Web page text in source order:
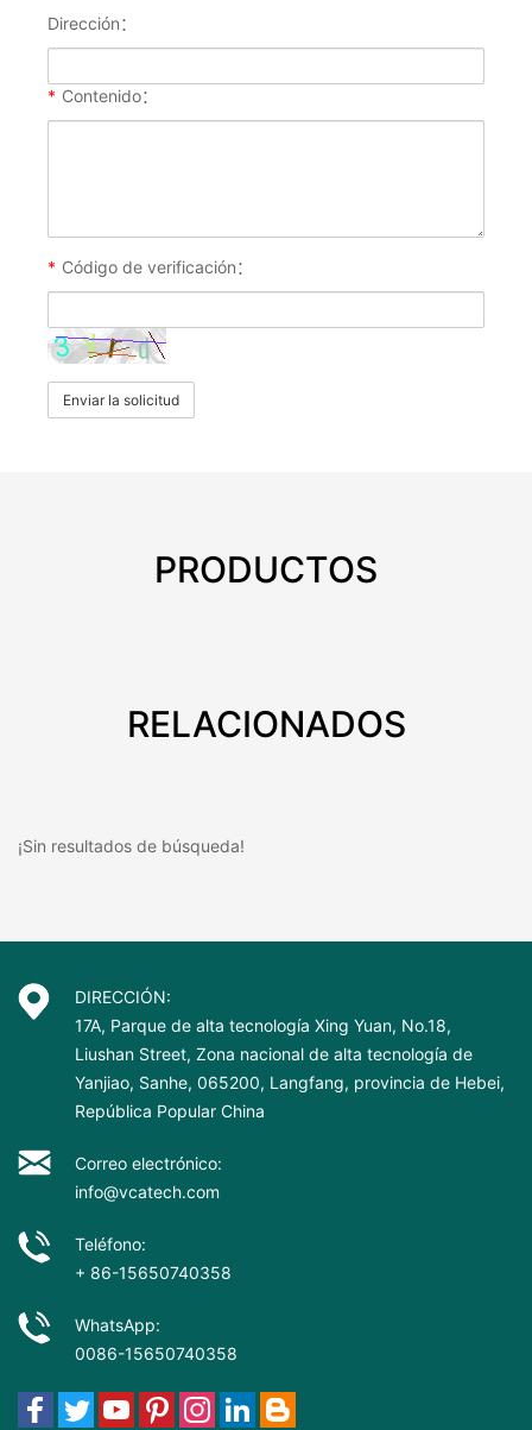
Dirección：
* Contenido：
* Código de verificación：
Enviar la solicitud
PRODUCTOS
RELACIONADOS
¡Sin resultados de búsqueda!
DIRECCIÓN:
17A, Parque de alta tecnología Xing Yuan, No.18,
Liushan Street, Zona nacional de alta tecnología de
Yanjiao, Sanhe, 065200, Langfang, provincia de Hebei,
República Popular China
Correo electrónico:
info@vcatech.com
Teléfono:
+ 86-15650740358
WhatsApp:
0086-15650740358